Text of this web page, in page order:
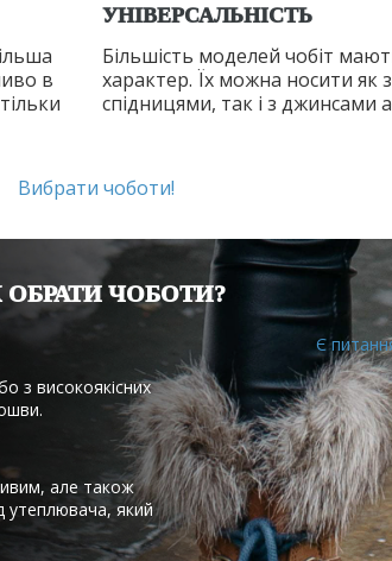
в
УНІВЕРСАЛЬНІСТЬ
Більшість моделей чобіт
характер. Їх можна носити як
спідницями, так і з джинсами
Вибрати чоботи!
ОБРАТИ ЧОБОТИ?
з високоякісних
але також
утеплювача, який
Є